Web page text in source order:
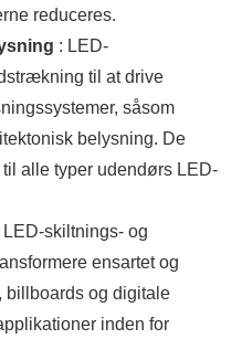
reduceres.
: LED-
til at drive
såsom
belysning. De
alle typer udendørs LED-
LED-skiltnings- og
ensartet og
billboards og digitale
inden for